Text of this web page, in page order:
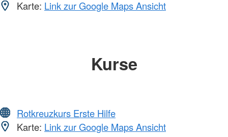
Karte: Link zur Google Maps Ansicht
Kurse
Rotkreuzkurs Erste Hilfe
Karte: Link zur Google Maps Ansicht